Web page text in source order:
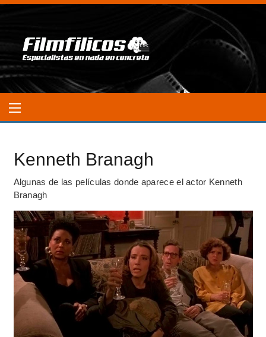
Kenneth Branagh
Algunas de las películas donde aparece el actor Kenneth
Branagh